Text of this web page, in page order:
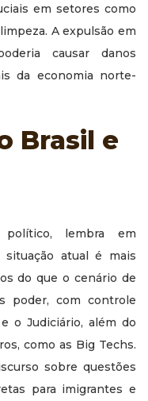
em setores como
A expulsão em
causar danos
da economia norte-
Brasil e
político, lembra em
situação atual é mais
do que o cenário de
poder, com controle
o Judiciário, além do
como as Big Techs.
sobre questões
para imigrantes e